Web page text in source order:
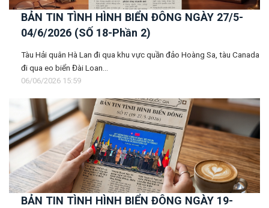
BẢN TIN TÌNH HÌNH BIỂN ĐÔNG NGÀY 27/5-
04/6/2026 (SỐ 18-Phần 2)
Tàu Hải quân Hà Lan đi qua khu vực quần đảo Hoàng Sa, tàu Canada
đi qua eo biển Đài Loan...
06/06/2026 15:59
BẢN TIN TÌNH HÌNH BIỂN ĐÔNG NGÀY 19-